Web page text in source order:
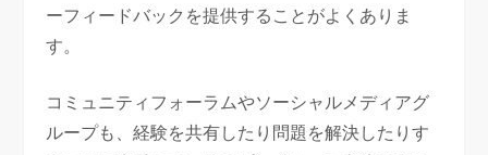
ーフィードバックを提供することがよくありま
す。
コミュニティフォーラムやソーシャルメディアグ
ループも、経験を共有したり問題を解決したりす